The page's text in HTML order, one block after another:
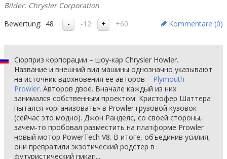
Bilder: Chrysler Corporation
Bewertung: 48 -12 +60 Kommentare (0)
Сюрприз корпорации – шоу-кар Chrysler Howler.
Название и внешний вид машины однозначно указывают
на источник вдохновения ее авторов – Plymouth
Prowler. Авторов двое. Вначале каждый из них
занимался собственным проектом. Кристофер Шаттера
пытался «организовать» в Prowler грузовой кузовок
(сейчас это модно). Джон Ранделс, со своей стороны,
зачем-то пробовал разместить на платформе Prowler
новый мотор PowerTech V8. В итоге, объединив усилия,
они превратили экзотический родстер в
футуристический пикап...